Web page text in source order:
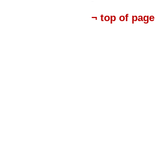
¬ top of page